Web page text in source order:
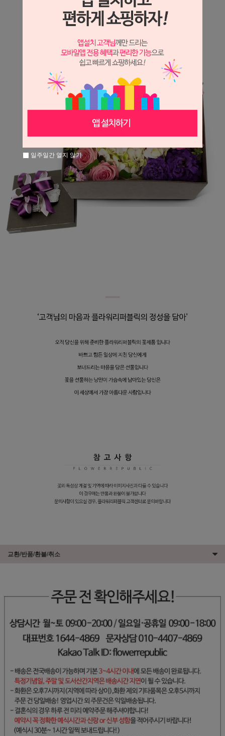
교환/반품/환불/취소
일주일간 열지 않기